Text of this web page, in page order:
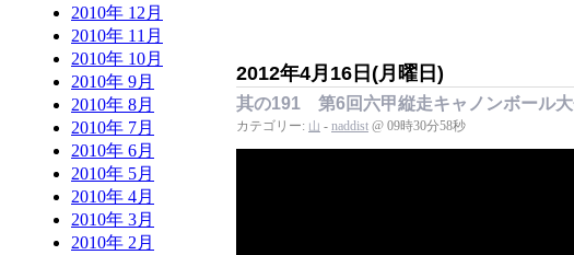
2010年 12月
2010年 11月
2010年 10月
2010年 9月
2010年 8月
2010年 7月
2010年 6月
2010年 5月
2010年 4月
2010年 3月
2010年 2月
2012年4月16日(月曜日)
其の191 第6回六甲縦走キャノンボール
カテゴリー: 山 - naddist @ 09時30分58秒